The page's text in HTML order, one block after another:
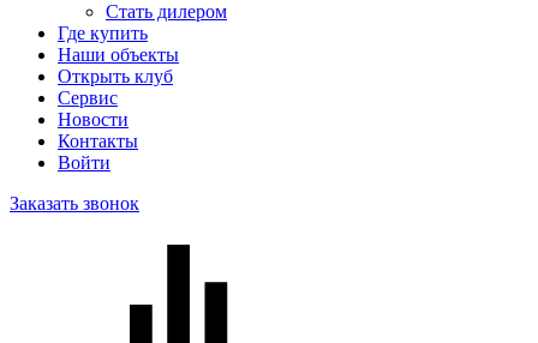
Стать дилером
Где купить
Наши объекты
Открыть клуб
Сервис
Новости
Контакты
Войти
Заказать звонок